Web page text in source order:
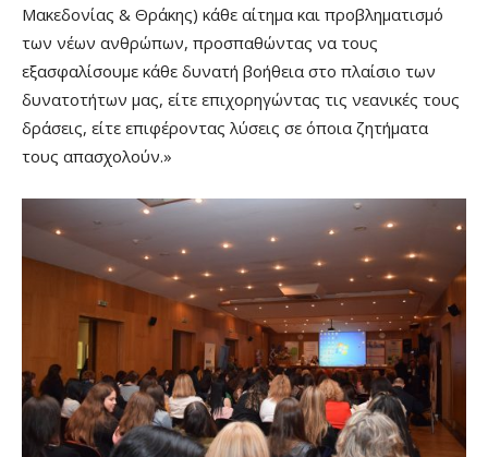
Μακεδονίας & Θράκης) κάθε αίτημα και προβληματισμό
των νέων ανθρώπων, προσπαθώντας να τους
εξασφαλίσουμε κάθε δυνατή βοήθεια στο πλαίσιο των
δυνατοτήτων μας, είτε επιχορηγώντας τις νεανικές τους
δράσεις, είτε επιφέροντας λύσεις σε όποια ζητήματα
τους απασχολούν.»